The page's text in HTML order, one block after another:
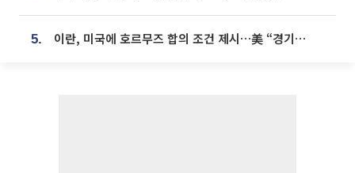
5. 이란, 미국에 호르무즈 합의 조건 제시…美 “경기 아직 안 끝나” [종합]